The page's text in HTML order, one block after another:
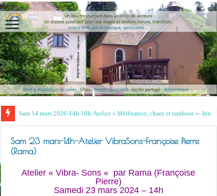
Sam 23 mars-14h-Atelier VibraSons-Françoise Pierre
(Rama)
Atelier « Vibra- Sons « par Rama (Françoise
Pierre)
Samedi 23 mars 2024 – 14h